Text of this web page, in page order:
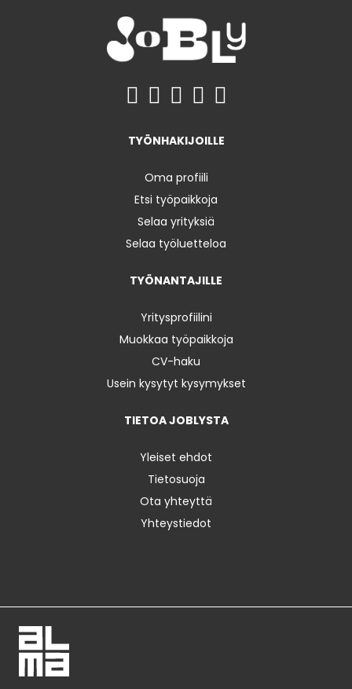
TYÖNHAKIJOILLE
Oma profiili
Etsi työpaikkoja
Selaa yrityksiä
Selaa työluetteloa
TYÖNANTAJILLE
Yritysprofiilini
Muokkaa työpaikkoja
CV-haku
Usein kysytyt kysymykset
TIETOA JOBLYSTA
Yleiset ehdot
Tietosuoja
Ota yhteyttä
Yhteystiedot